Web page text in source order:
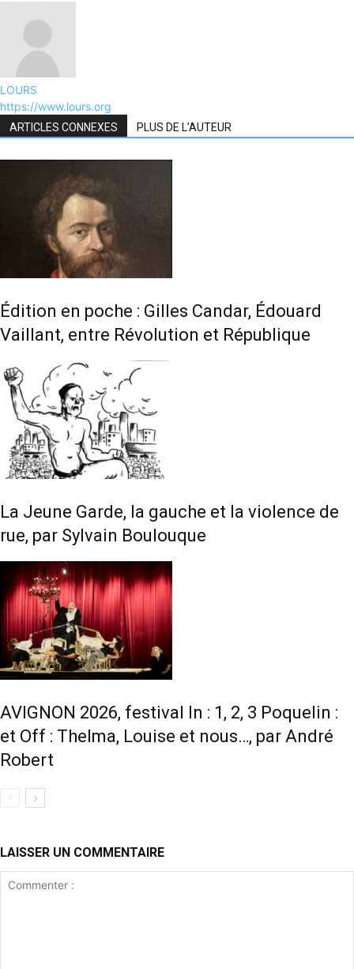
LOURS
https://www.lours.org
ARTICLES CONNEXES PLUS DE L'AUTEUR
Édition en poche : Gilles Candar, Édouard
Vaillant, entre Révolution et République
La Jeune Garde, la gauche et la violence de
rue, par Sylvain Boulouque
AVIGNON 2026, festival In : 1, 2, 3 Poquelin :
et Off : Thelma, Louise et nous…, par André
Robert
LAISSER UN COMMENTAIRE